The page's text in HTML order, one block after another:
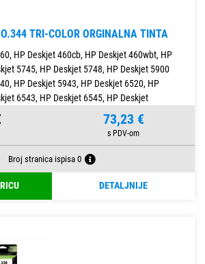
TRI-COLOR ORGINALNA TINTA
HP Deskjet 460cb, HP Deskjet 460wbt, HP
5745, HP Deskjet 5748, HP Deskjet 5900
HP Deskjet 5943, HP Deskjet 6520, HP
6543, HP Deskjet 6545, HP Deskjet
73,23 €
Broj stranica ispisa 0
DETALJNIJE